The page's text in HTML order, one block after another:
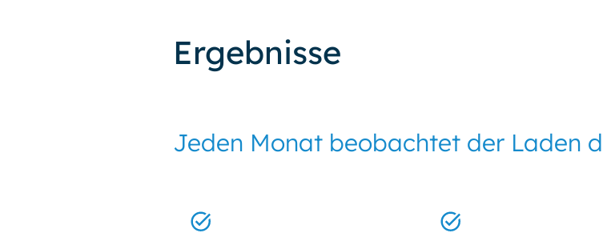
Ergebnisse
Jeden Monat beobachtet der Laden